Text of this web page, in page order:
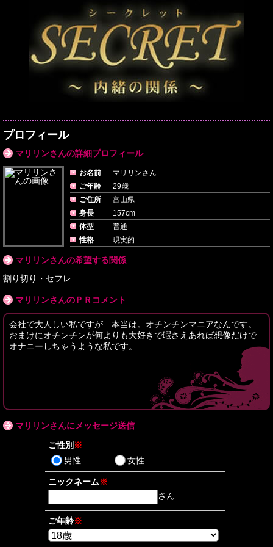
プロフィール
マリリンさんの詳細プロフィール
お名前
マリリンさん
ご年齢
29歳
ご住所
富山県
身長
157cm
体型
普通
性格
現実的
マリリンさんの希望する関係
割り切り・セフレ
マリリンさんのＰＲコメント
会社で大人しい私ですが…本当は。オチンチンマニアなんです。
おまけにオチンチンが何よりも大好きで暇さえあれば想像だけで
オナニーしちゃうような私です。
マリリンさんにメッセージ送信